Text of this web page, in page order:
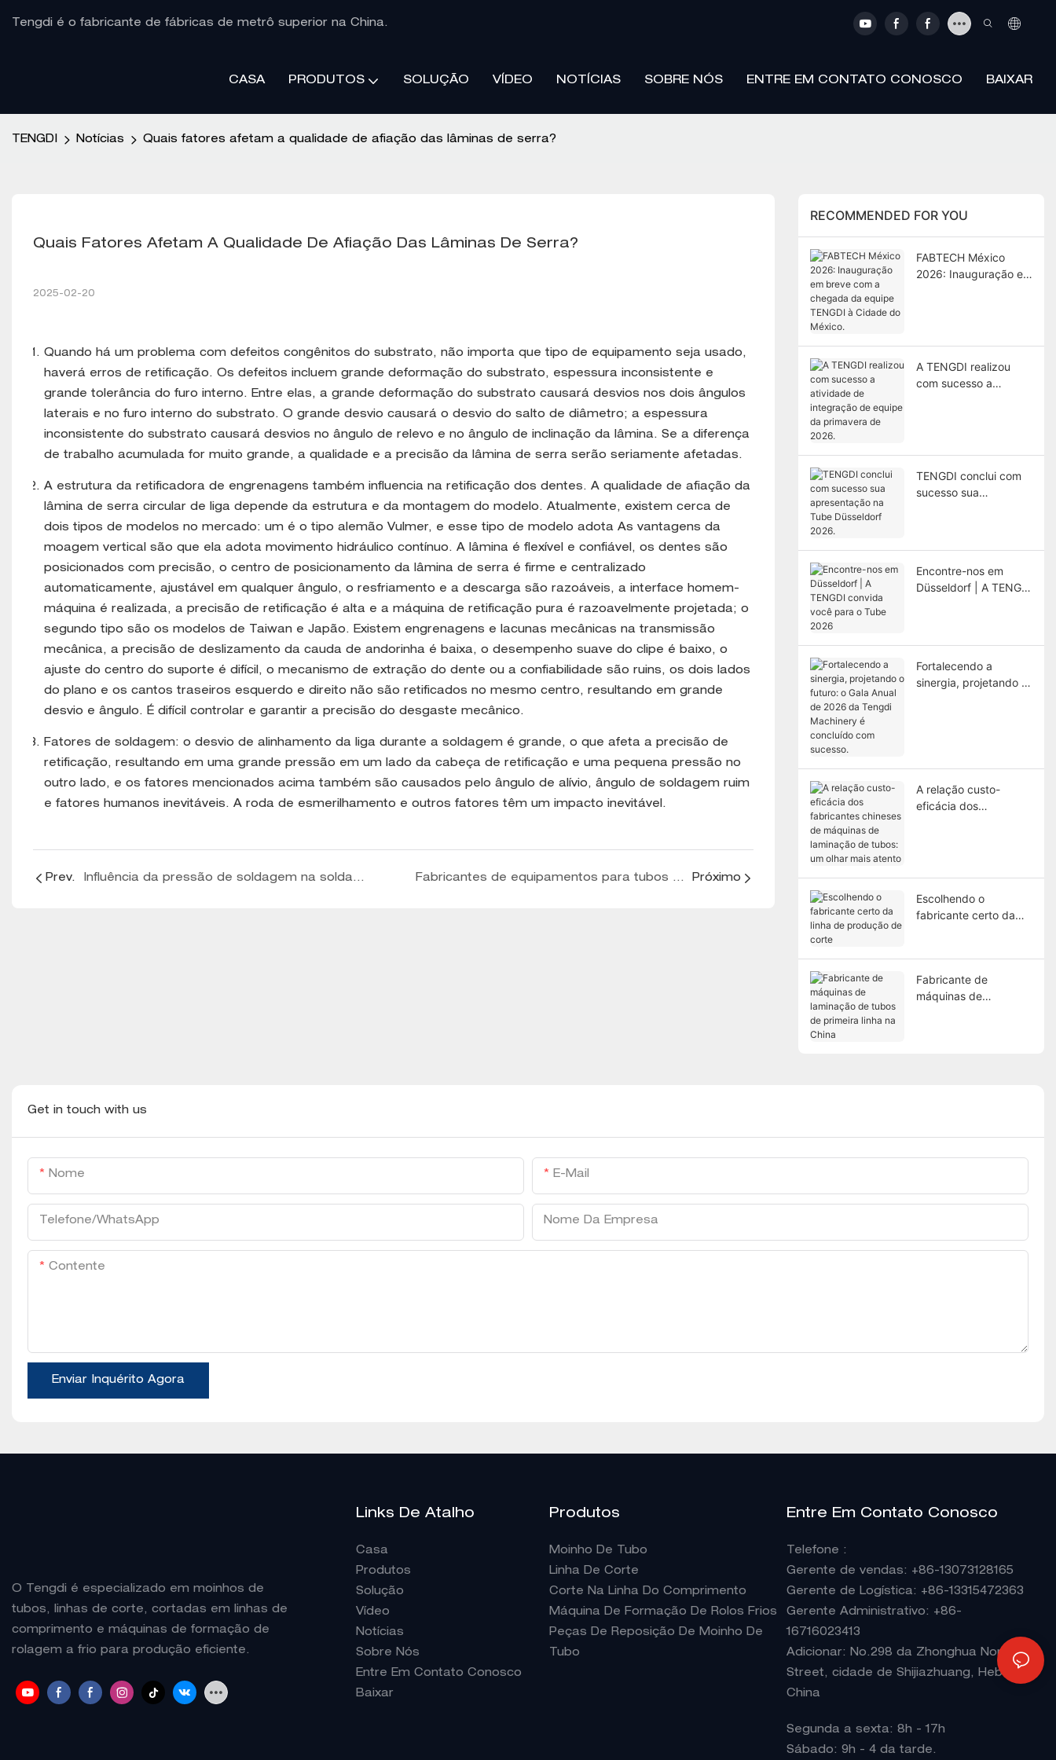
Tengdi é o fabricante de fábricas de metrô superior na China.
CASA PRODUTOS SOLUÇÃO VÍDEO NOTÍCIAS SOBRE NÓS ENTRE EM CONTATO CONOSCO BAIXAR
TENGDI Notícias Quais fatores afetam a qualidade de afiação das lâminas de serra?
Quais Fatores Afetam A Qualidade De Afiação Das Lâminas De Serra?
2025-02-20
Quando há um problema com defeitos congênitos do substrato, não importa que tipo de equipamento seja usado,
haverá erros de retificação. Os defeitos incluem grande deformação do substrato, espessura inconsistente e
grande tolerância do furo interno. Entre elas, a grande deformação do substrato causará desvios nos dois ângulos
laterais e no furo interno do substrato. O grande desvio causará o desvio do salto de diâmetro; a espessura
inconsistente do substrato causará desvios no ângulo de relevo e no ângulo de inclinação da lâmina. Se a diferença
de trabalho acumulada for muito grande, a qualidade e a precisão da lâmina de serra serão seriamente afetadas.
A estrutura da retificadora de engrenagens também influencia na retificação dos dentes. A qualidade de afiação da
lâmina de serra circular de liga depende da estrutura e da montagem do modelo. Atualmente, existem cerca de
dois tipos de modelos no mercado: um é o tipo alemão Vulmer, e esse tipo de modelo adota As vantagens da
moagem vertical são que ela adota movimento hidráulico contínuo. A lâmina é flexível e confiável, os dentes são
posicionados com precisão, o centro de posicionamento da lâmina de serra é firme e centralizado
automaticamente, ajustável em qualquer ângulo, o resfriamento e a descarga são razoáveis, a interface homem-
máquina é realizada, a precisão de retificação é alta e a máquina de retificação pura é razoavelmente projetada; o
segundo tipo são os modelos de Taiwan e Japão. Existem engrenagens e lacunas mecânicas na transmissão
mecânica, a precisão de deslizamento da cauda de andorinha é baixa, o desempenho suave do clipe é baixo, o
ajuste do centro do suporte é difícil, o mecanismo de extração do dente ou a confiabilidade são ruins, os dois lados
do plano e os cantos traseiros esquerdo e direito não são retificados no mesmo centro, resultando em grande
desvio e ângulo. É difícil controlar e garantir a precisão do desgaste mecânico.
Fatores de soldagem: o desvio de alinhamento da liga durante a soldagem é grande, o que afeta a precisão de
retificação, resultando em uma grande pressão em um lado da cabeça de retificação e uma pequena pressão no
outro lado, e os fatores mencionados acima também são causados ​​pelo ângulo de alívio, ângulo de soldagem ruim
e fatores humanos inevitáveis. A roda de esmerilhamento e outros fatores têm um impacto inevitável.
Prev. Influência da pressão de soldagem na soldagem de unidade de tubo soldado de costura reta de alta frequência Fabricantes de equipamentos para tubos soldados em espiral descrevem o processo de produção de tubos de aço em espiral Próximo
RECOMMENDED FOR YOU
FABTECH México
2026: Inauguração em
A TENGDI realizou
com sucesso a
TENGDI conclui com
sucesso sua
Encontre-nos em
Düsseldorf | A TENGDI
Fortalecendo a
sinergia, projetando o
A relação custo-
eficácia dos
Escolhendo o
fabricante certo da
Fabricante de
máquinas de
Get in touch with us
Nome E-Mail
Telefone/WhatsApp Nome Da Empresa
Contente
Enviar Inquérito Agora
O Tengdi é especializado em moinhos de
tubos, linhas de corte, cortadas em linhas de
comprimento e máquinas de formação de
rolagem a frio para produção eficiente.
Links De Atalho
Casa
Produtos
Solução
Vídeo
Notícias
Sobre Nós
Entre Em Contato Conosco
Baixar
Produtos
Moinho De Tubo
Linha De Corte
Corte Na Linha Do Comprimento
Máquina De Formação De Rolos Frios
Peças De Reposição De Moinho De
Tubo
Entre Em Contato Conosco
Telefone :
Gerente de vendas: +86-13073128165
Gerente de Logística: +86-13315472363
Gerente Administrativo: +86-
16716023413
Adicionar: No.298 da Zhonghua North
Street, cidade de Shijiazhuang, Hebei PR
China
Segunda a sexta: 8h - 17h
Sábado: 9h - 4 da tarde.